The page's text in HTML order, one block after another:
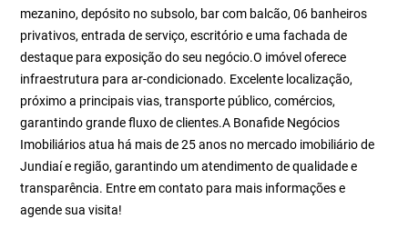
mezanino, depósito no subsolo, bar com balcão, 06 banheiros
privativos, entrada de serviço, escritório e uma fachada de
destaque para exposição do seu negócio.O imóvel oferece
infraestrutura para ar-condicionado. Excelente localização,
próximo a principais vias, transporte público, comércios,
garantindo grande fluxo de clientes.A Bonafide Negócios
Imobiliários atua há mais de 25 anos no mercado imobiliário de
Jundiaí e região, garantindo um atendimento de qualidade e
transparência. Entre em contato para mais informações e
agende sua visita!